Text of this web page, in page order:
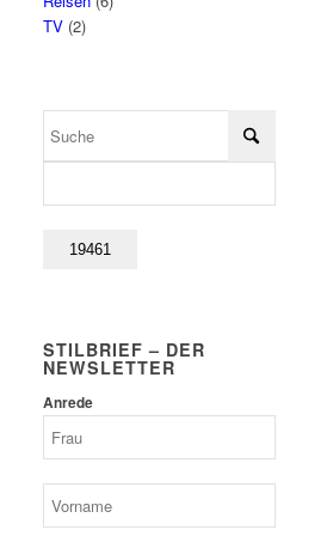
TV (2)
STILBRIEF – DER
NEWSLETTER
Anrede